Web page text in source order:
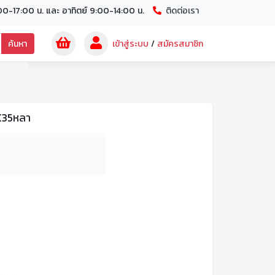
17:00 น. และ อาทิตย์ 9:00-14:00 น. ติดต่อเรา
ค้นหา เข้าสู่ระบบ / สมัครสมาชิก
หลา